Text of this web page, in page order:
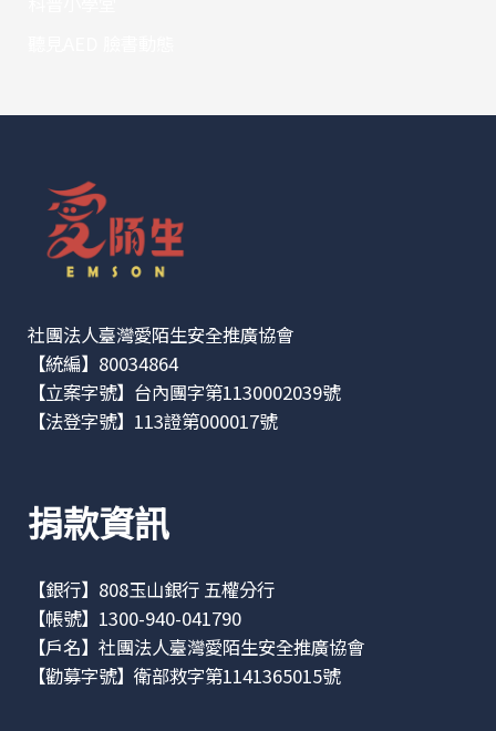
社團法人臺灣愛陌生安全推廣協會
【統編】80034864
【立案字號】台內團字第1130002039號
【法登字號】113證第000017號
捐款資訊
【銀行】808玉山銀行 五權分行
【帳號】1300-940-041790
【戶名】社團法人臺灣愛陌生安全推廣協會
【勸募字號】衛部救字第1141365015號